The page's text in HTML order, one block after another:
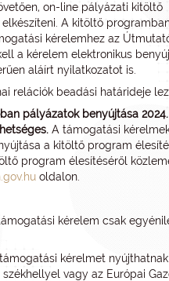
on-line pályázati kitöltő
A kitöltő
kérelemhez az
a kérelem elektronikus
aláírt nyilatkozatot is.
relációk beadási határideje
pályázatok benyújtása
A támogatási
a kitöltő program
program élesítéséről
oldalon.
kérelem csak
kérelmet
vagy az Európai